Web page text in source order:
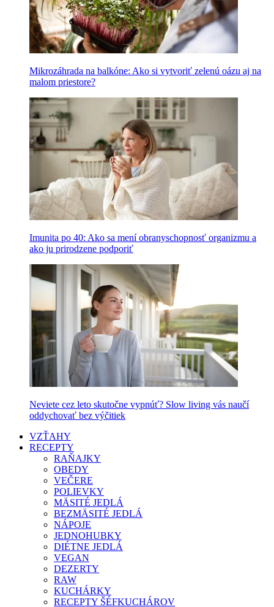
Mikrozáhrada na balkóne: Ako si vytvoriť zelenú oázu aj na
malom priestore?
Imunita po 40: Ako sa mení obranyschopnosť organizmu a
ako ju prirodzene podporiť
Neviete cez leto skutočne vypnúť? Slow living vás naučí
oddychovať bez výčitiek
VZŤAHY
RECEPTY
RAŇAJKY
OBEDY
VEČERE
POLIEVKY
MÄSITÉ JEDLÁ
BEZMÄSITÉ JEDLÁ
NÁPOJE
JEDNOHUBKY
DIÉTNE JEDLÁ
VEGAN
DEZERTY
RAW
KUCHÁRKY
RECEPTY ŠÉFKUCHÁROV